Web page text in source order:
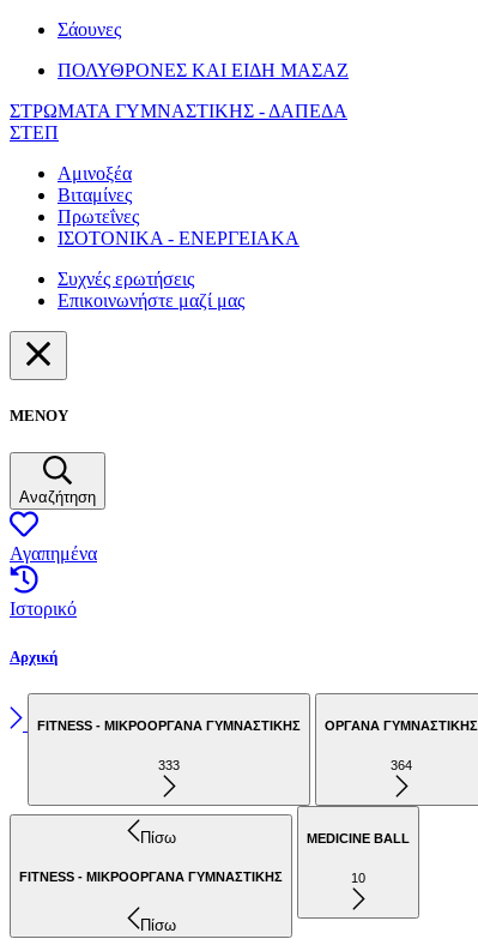
Σάουνες
ΠΟΛΥΘΡΟΝΕΣ ΚΑΙ ΕΙΔΗ ΜΑΣΑΖ
ΣΤΡΩΜΑΤΑ ΓΥΜΝΑΣΤΙΚΗΣ - ΔΑΠΕΔΑ
ΣΤΕΠ
Αμινοξέα
Βιταμίνες
Πρωτεΐνες
ΙΣΟΤΟΝΙΚΑ - ΕΝΕΡΓΕΙΑΚΑ
Συχνές ερωτήσεις
Επικοινωνήστε μαζί μας
ΜΕΝΟΥ
Αναζήτηση
Αγαπημένα
Ιστορικό
Αρχική
FITNESS - ΜΙΚΡΟΟΡΓΑΝΑ ΓΥΜΝΑΣΤΙΚΗΣ
333
ΟΡΓΑΝΑ ΓΥΜΝΑΣΤΙΚΗΣ
364
Πίσω
FITNESS - ΜΙΚΡΟΟΡΓΑΝΑ ΓΥΜΝΑΣΤΙΚΗΣ
Πίσω
MEDICINE BALL
10